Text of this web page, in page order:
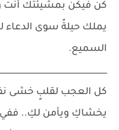
كُن فيكن بمشيئتك أنتَ
يملك حيلةً سوى الدعاء
السميع.
كل العجب لقلبٍ خشى
يخشاكِ ويأمن لكِ.. ففي